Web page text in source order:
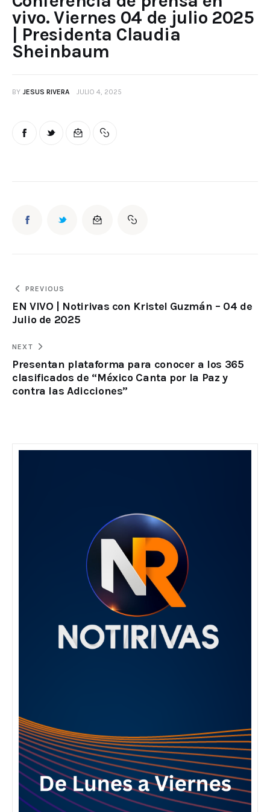
vivo. Viernes 04 de julio 2025
| Presidenta Claudia
Sheinbaum
BY JESUS RIVERA JULIO 4, 2025
PREVIOUS
EN VIVO | Notirivas con Kristel Guzmán – 04 de
Julio de 2025
NEXT
Presentan plataforma para conocer a los 365
clasificados de “México Canta por la Paz y
contra las Adicciones”